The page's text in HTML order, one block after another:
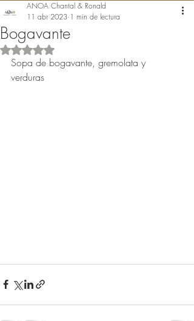
Bogavante
ANOA Chantal & Ronald
11 abr 2023 1 min de lectura
Obtuvo NaN de 5 estrellas.
Sopa de bogavante, gremolata y
verduras